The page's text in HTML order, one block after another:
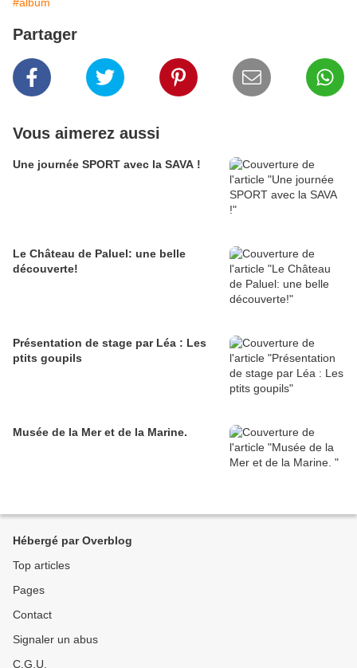
Partager
Vous aimerez aussi
Une journée SPORT avec la SAVA !
Le Château de Paluel: une belle
découverte!
Présentation de stage par Léa : Les
ptits goupils
Musée de la Mer et de la Marine.
Hébergé par Overblog
Top articles
Pages
Contact
Signaler un abus
C.G.U.